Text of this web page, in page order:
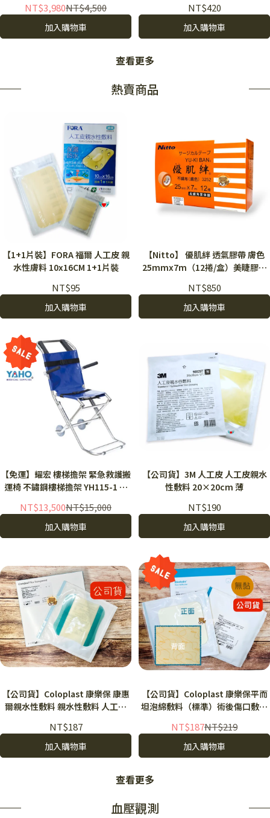
NT$3,980NT$4,500
加入購物車
NT$420
加入購物車
查看更多
熱賣商品
【1+1片裝】FORA 福爾 人工皮 親
水性膚料 10x16CM 1+1片裝
NT$95
加入購物車
【Nitto】 優肌絆 透氣膠帶 膚色
25mmx7m（12捲/盒）美睫膠帶
NT$850
加入購物車
【免運】耀宏 樓梯擔架 緊急救護搬
運椅 不鏽鋼樓梯擔架 YH115-1 可
NT$13,500NT$15,000
加入購物車
【公司貨】3M 人工皮 人工皮親水
性敷料 20×20cm 薄
NT$190
加入購物車
【公司貨】Coloplast 康樂保 康惠
爾親水性敷料 親水性敷料 人工皮
NT$187
加入購物車
【公司貨】Coloplast 康樂保平而
坦泡綿敷料（標準）術後傷口敷料
33416
NT$187NT$219
加入購物車
查看更多
血壓觀測